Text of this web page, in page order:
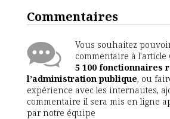
Commentaires
Vous souhaitez
commentaire à l'article
5 100 fonctionnaires
l’administration publique, ou
expérience avec les internautes,
commentaire il sera mis en ligne
par notre équipe